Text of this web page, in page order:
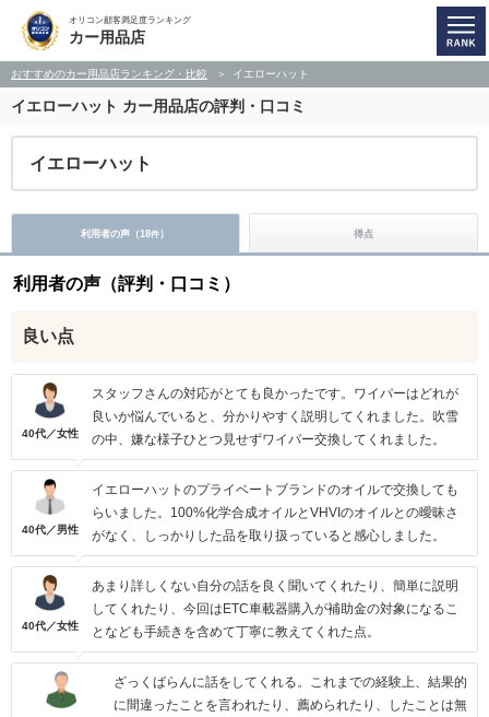
オリコン顧客満足度ランキング
カー用品店
おすすめのカー用品店ランキング・比較 イエローハット
イエローハット カー用品店の評判・口コミ
イエローハット
利用者の声（18件） 得点
利用者の声（評判・口コミ）
良い点
40代／女性
スタッフさんの対応がとても良かったです。ワイパーはどれが
良いか悩んでいると、分かりやすく説明してくれました。吹雪
の中、嫌な様子ひとつ見せずワイパー交換してくれました。
40代／男性
イエローハットのプライベートブランドのオイルで交換しても
らいました。100%化学合成オイルとVHVIのオイルとの曖昧さ
がなく、しっかりした品を取り扱っていると感心しました。
40代／女性
あまり詳しくない自分の話を良く聞いてくれたり、簡単に説明
してくれたり、今回はETC車載器購入が補助金の対象になるこ
となども手続きを含めて丁寧に教えてくれた点。
ざっくばらんに話をしてくれる。これまでの経験上、結果的
に間違ったことを言われたり、薦められたり、したことは無